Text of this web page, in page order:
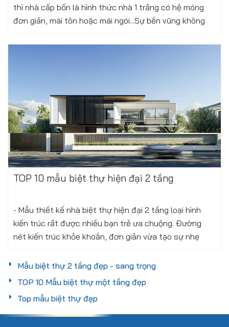
thì nhà cấp bốn là hình thức nhà 1 trầng có hệ móng
đơn giản, mái tôn hoặc mái ngói...Sự bền vũng không
TOP 10 mẫu biệt thự hiện đại 2 tầng
- Mẫu thiết kế nhà biệt thự hiện đại 2 tầng loại hình
kiến trúc rất được nhiều bạn trẻ ưa chuộng. Đường
nét kiến trúc khỏe khoắn, đơn giản vừa tạo sự nhẹ
Mẫu biệt thự 2 tầng đẹp - sang trọng
TOP 10 Mẫu biệt thự một tầng đẹp
Top mẫu biệt thự đẹp